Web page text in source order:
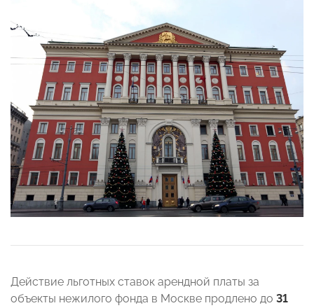
Действие льготных ставок арендной платы за
объекты нежилого фонда в Москве продлено до 31